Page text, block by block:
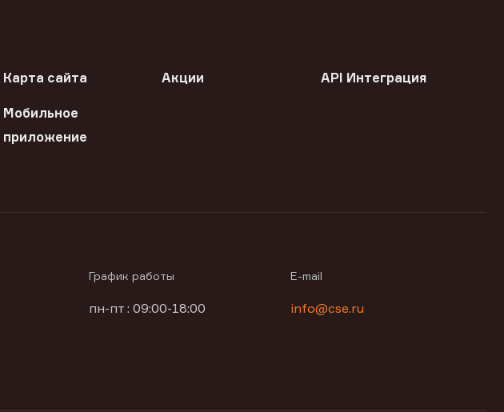
Карта сайта Акции API Интеграция
Мобильное
приложение
График работы
пн-пт : 09:00-18:00
E-mail
info@cse.ru